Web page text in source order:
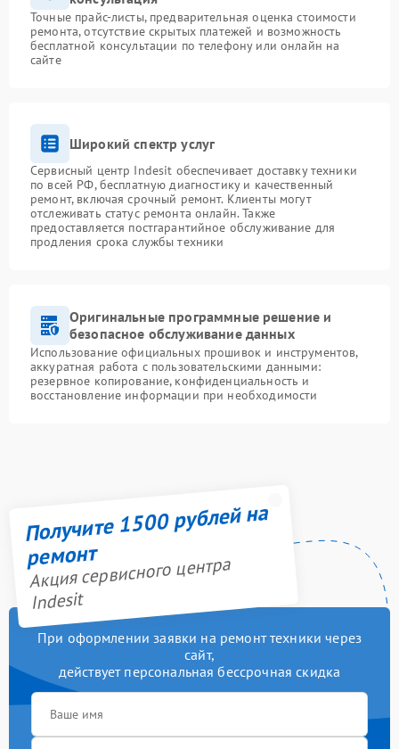
Точные прайс-листы, предварительная оценка стоимости
ремонта, отсутствие скрытых платежей и возможность
бесплатной консультации по телефону или онлайн на
сайте
Широкий спектр услуг
Сервисный центр Indesit обеспечивает доставку техники
по всей РФ, бесплатную диагностику и качественный
ремонт, включая срочный ремонт. Клиенты могут
отслеживать статус ремонта онлайн. Также
предоставляется постгарантийное обслуживание для
продления срока службы техники
Оригинальные программные решение и
безопасное обслуживание данных
Использование официальных прошивок и инструментов,
аккуратная работа с пользовательскими данными:
резервное копирование, конфиденциальность и
восстановление информации при необходимости
Получите 1500 рублей на
ремонт
Акция сервисного центра
Indesit
При оформлении заявки на ремонт техники через
сайт,
действует персональная бессрочная скидка